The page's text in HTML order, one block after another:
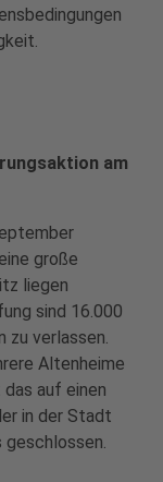
am
große
liegen
sind 16.000
zu verlassen.
Altenheime
auf einen
in der Stadt
geschlossen.